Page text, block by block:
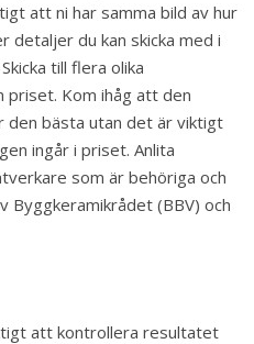
att ni har samma bild av hur
detaljer du kan skicka med i
till flera olika
priset. Kom ihåg att den
den bästa utan det är viktigt
ingår i priset. Anlita
som är behöriga och
Byggkeramikrådet (BBV) och
att kontrollera resultatet